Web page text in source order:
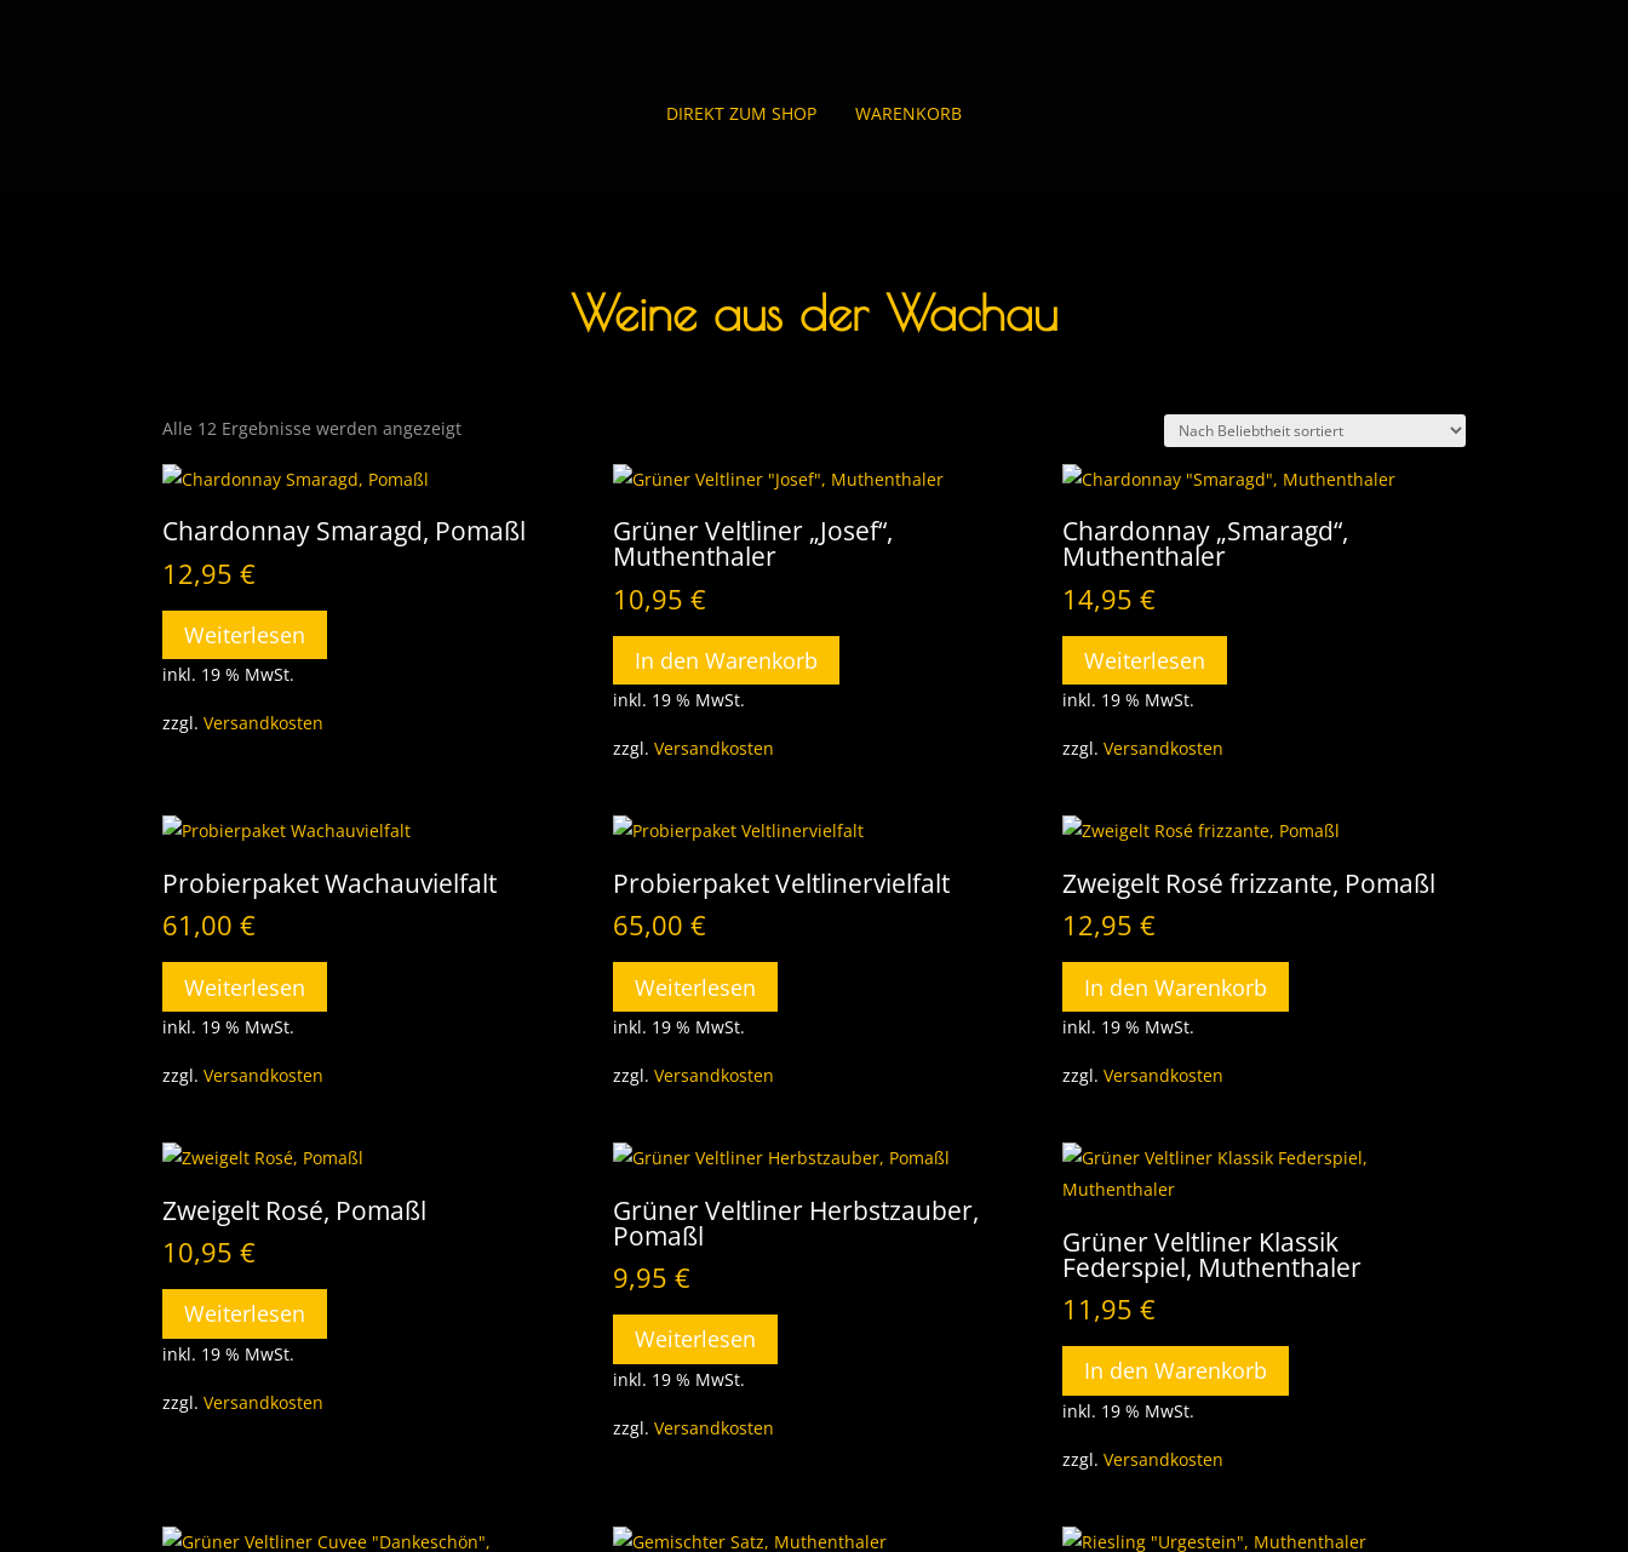
DIREKT ZUM SHOP WARENKORB
Weine aus der Wachau
Alle 12 Ergebnisse werden angezeigtNach
Chardonnay Smaragd, Pomaßl
12,95€
Weiterlesen
inkl. 19 % MwSt.
zzgl.Versandkosten
Grüner Veltliner „Josef“,
Muthenthaler
10,95 €
In den Warenkorb
inkl. 19 % MwSt.
zzgl. Versandkosten
Chardonnay „Smaragd“,
Muthenthaler
14,95€
Weiterlesen
inkl. 19 % MwSt.
zzgl.Versandkosten
Probierpaket Wachauvielfalt
61,00€
Weiterlesen
inkl. 19 % MwSt.
zzgl.Versandkosten
Probierpaket Veltlinervielfalt
65,00 €
Weiterlesen
inkl. 19 % MwSt.
zzgl. Versandkosten
Zweigelt Rosé frizzante, Pomaßl
12,95€
In den Warenkorb
inkl. 19 % MwSt.
zzgl.Versandkosten
Zweigelt Rosé, Pomaßl
10,95€
Weiterlesen
inkl. 19 % MwSt.
zzgl.Versandkosten
Grüner Veltliner Herbstzauber,
Pomaßl
9,95 €
Weiterlesen
inkl. 19 % MwSt.
zzgl. Versandkosten
Grüner Veltliner Klassik
Federspiel, Muthenthaler
11,95€
In den Warenkorb
inkl. 19 % MwSt.
zzgl.Versandkosten